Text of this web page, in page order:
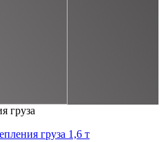
груза
груза 1,6 т